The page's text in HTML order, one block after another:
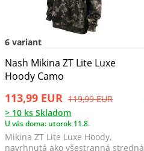
6 variant
Nash Mikina ZT Lite Luxe
Hoody Camo
113,99 EUR 119,99 EUR
> 10 ks Skladom
U vás doma: utorok 11.8.
Mikina ZT Lite Luxe Hoody,
navrhnutá ako všestranná stredná